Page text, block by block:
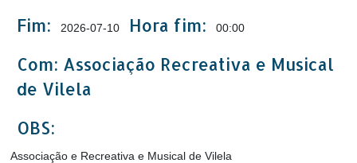
Fim: 2026-07-10 Hora fim: 00:00
Com: Associação Recreativa e Musical
de Vilela
OBS:
Associação e Recreativa e Musical de Vilela